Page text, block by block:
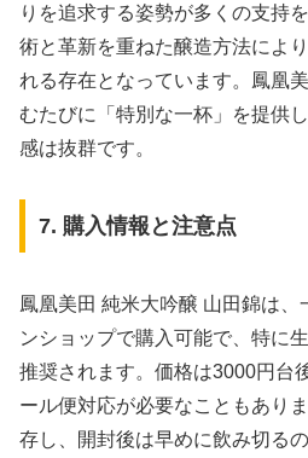
りを追求する姿勢が多くの支持
術と革新を重ねた醸造方法によ
れる存在となっています。鳳凰
むたびに「特別な一杯」を提供
感は抜群です。
7. 購入情報と注意点
鳳凰美田 純米大吟醸 山田錦は、
ンショップで購入可能で、特に
推奨されます。価格は3000円台
ール便対応が必要なこともあり
存し、開封後は早めに飲み切る